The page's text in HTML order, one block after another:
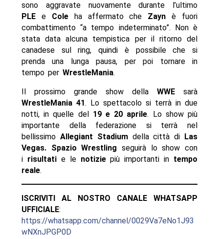
sono aggravate nuovamente durante l’ultimo
PLE e Cole ha affermato che Zaynè fuori
combattimento “a tempo indeterminato”. Non è
stata data alcuna tempistica per il ritorno del
canadese sul ring, quindi è possibile che si
prenda una lunga pausa, per poi tornare in
tempo per WrestleMania.
Il prossimo grande show dellaWWE sarà
WrestleMania 41. Lo spettacolo si terrà in due
notti, in quelle del
19 e 20 aprile. Lo show più
importante della federazione si terrà nel
bellissimo Allegiant Stadium della città di
Las
Vegas. Spazio Wrestling seguirà lo show con
i risultatie le notiziepiù importanti in tempo
reale.
ISCRIVITI AL NOSTRO CANALE WHATSAPP
UFFICIALE:
https://whatsapp.com/channel/0029Va7eNo1J93
wNXnJPGP0D